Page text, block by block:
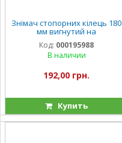
Знімач стопорних кілець 180
мм вигнутий на
розтискання INGCO
Код: 000195988
В наличии
192,00 грн.
Купить